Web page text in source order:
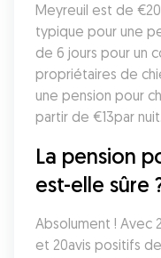
Meyreuil est de
typique pour une
de 6 jours pour un
propriétaires de
une pension pour
partir de €13par nuit.
La pension
est-elle sûre
Absolument ! Avec
et 20avis positifs